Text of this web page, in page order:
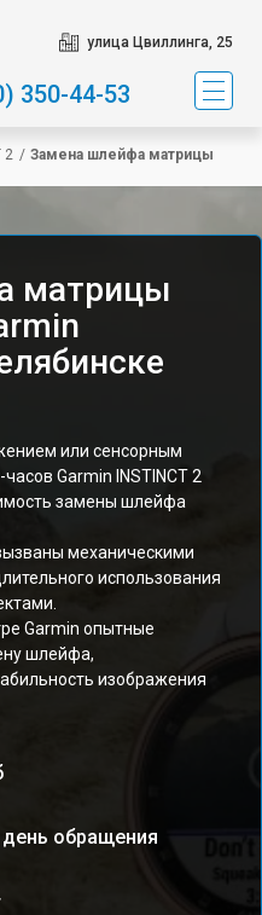
улица Цвиллинга, 25
350-44-53
2 / Замена шлейфа матрицы
матрицы
или сенсорным
Garmin INSTINCT 2
замены шлейфа
механическими
использования
Garmin опытные
шлейфа,
изображения
обращения